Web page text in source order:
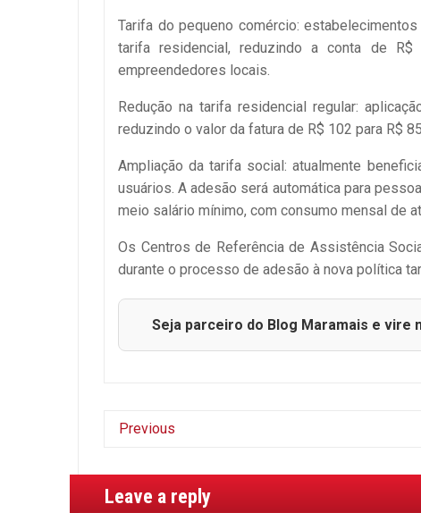
Tarifa do pequeno comércio:
tarifa residencial, reduzindo a conta de
empreendedores locais.
Redução na tarifa residencial regular:
reduzindo o valor da fatura de R$ 102 para R$
Ampliação da tarifa social: atualmente
usuários. A adesão será automática para
meio salário mínimo, com consumo mensal de
Os Centros de Referência de Assistência
durante o processo de adesão à nova política
Seja parceiro do Blog Maramais e vire
Previous
Leave a reply